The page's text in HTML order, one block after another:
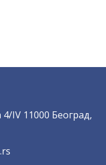
IV 11000 Београд,